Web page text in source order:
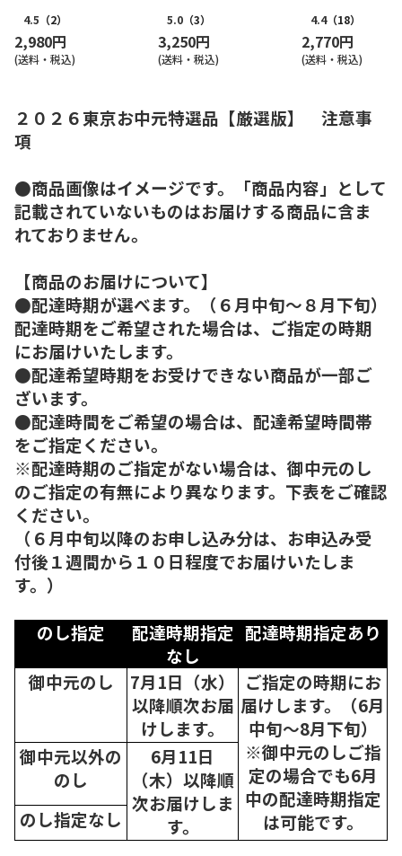
4.5 （2）
2,980円
(送料・税込)
5.0 （3）
3,250円
(送料・税込)
4.4（18）
2,770円
(送料・税込)
２０２６東京お中元特選品【厳選版】 注意事
項
●商品画像はイメージです。「商品内容」として
記載されていないものはお届けする商品に含ま
れておりません。
【商品のお届けについて】
●配達時期が選べます。（６月中旬～８月下旬）
配達時期をご希望された場合は、ご指定の時期
にお届けいたします。
●配達希望時期をお受けできない商品が一部ご
ざいます。
●配達時間をご希望の場合は、配達希望時間帯
をご指定ください。
※配達時期のご指定がない場合は、御中元のし
のご指定の有無により異なります。下表をご確認
ください。
（６月中旬以降のお申し込み分は、お申込み受
付後１週間から１０日程度でお届けいたしま
す。）
のし指定
配達時期指定
なし
配達時期指定あり
御中元のし
7月1日（水）
以降順次お届
けします。
ご指定の時期にお
届けします。（6月
中旬～8月下旬）
※御中元のしご指
定の場合でも6月
中の配達時期指定
は可能です。
御中元以外の
のし
6月11日
（木）以降順
次お届けしま
す。
のし指定なし